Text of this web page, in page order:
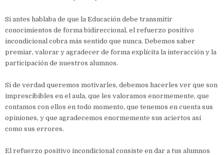
Si antes hablaba de que la Educación debe transmitir
conocimientos de forma bidireccional, el refuerzo positivo
incondicional cobra más sentido que nunca. Debemos saber
premiar, valorar y agradecer de forma explícita la interacción y la
participación de nuestros alumnos.
Si de verdad queremos motivarles, debemos hacerles ver que son
imprescibibles en el aula, que les valoramos enormemente, que
contamos con ellos en todo momento, que tenemos en cuenta sus
opiniones, y que agradecemos enormemente sus aciertos así
como sus errores.
El refuerzo positivo incondicional consiste en dar a tus alumnos